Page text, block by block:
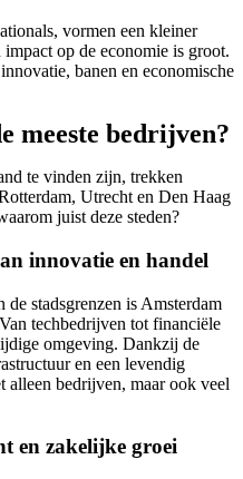
vormen een kleiner
op de economie is groot.
banen en economische
meeste bedrijven?
te vinden zijn, trekken
Utrecht en Den Haag
juist deze steden?
innovatie en handel
stadsgrenzen is Amsterdam
techbedrijven tot financiële
omgeving. Dankzij de
en een levendig
alleen bedrijven, maar ook veel
en zakelijke groei